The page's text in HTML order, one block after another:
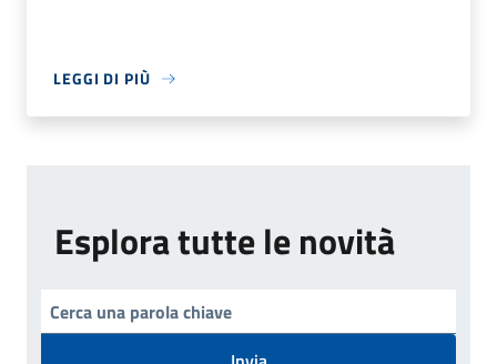
LEGGI DI PIÙ
Esplora tutte le novità